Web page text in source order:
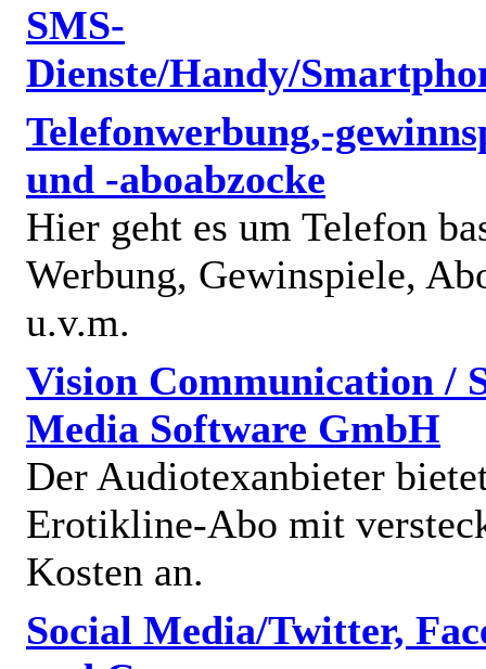
SMS-
Dienste/Handy/
Telefonwerbung,-
und -aboabzocke
Hier geht es um Telefon
Werbung, Gewinspiele,
u.v.m.
Vision Communication /
Media Software GmbH
Der Audiotexanbieter
Erotikline-Abo mit
Kosten an.
Social Media/Twitter,